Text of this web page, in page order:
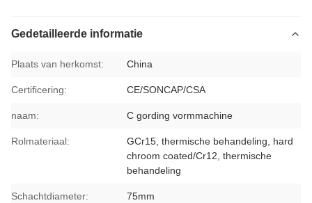
Gedetailleerde informatie
Plaats van herkomst: China
Certificering: CE/SONCAP/CSA
naam: C gording vormmachine
Rolmateriaal:
GCr15, thermische behandeling, hard
chroom coated/Cr12, thermische
behandeling
Schachtdiameter: 75mm